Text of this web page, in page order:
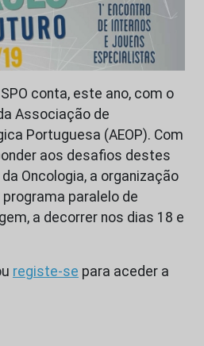
conta, este ano, com o
Associação de
Portuguesa (AEOP). Com
aos desafios destes
Oncologia, a organização
paralelo de
a decorrer nos dias 18 e
registe-se para aceder a